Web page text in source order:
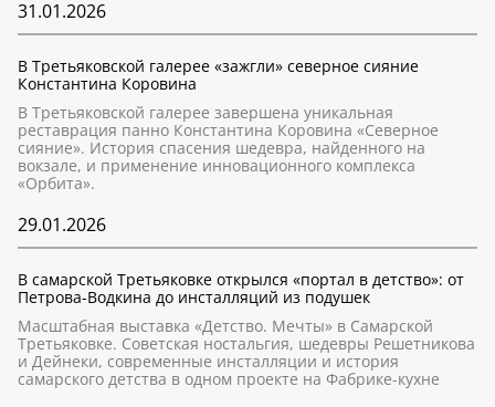
31.01.2026
В Третьяковской галерее «зажгли» северное сияние
Константина Коровина
В Третьяковской галерее завершена уникальная
реставрация панно Константина Коровина «Северное
сияние». История спасения шедевра, найденного на
вокзале, и применение инновационного комплекса
«Орбита».
29.01.2026
В самарской Третьяковке открылся «портал в детство»: от
Петрова-Водкина до инсталляций из подушек
Масштабная выставка «Детство. Мечты» в Самарской
Третьяковке. Советская ностальгия, шедевры Решетникова
и Дейнеки, современные инсталляции и история
самарского детства в одном проекте на Фабрике-кухне